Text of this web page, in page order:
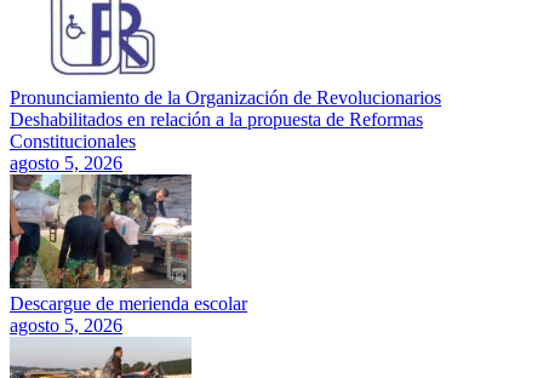
Pronunciamiento de la Organización de Revolucionarios
Deshabilitados en relación a la propuesta de Reformas
Constitucionales
agosto 5, 2026
Descargue de merienda escolar
agosto 5, 2026